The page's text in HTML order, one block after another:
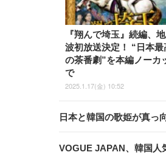
『翔んで埼玉』続編、
波初放送決定！ “日本最
の茶番劇”を本編ノーカ
で
2025.1.17(金) 10:52
日本と韓国の歌姫が真っ
VOGUE JAPAN、韓国人